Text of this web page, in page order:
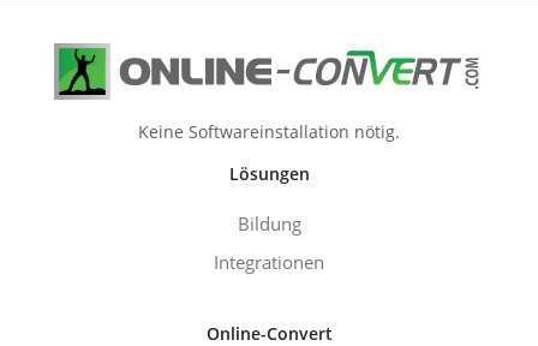
Keine Softwareinstallation nötig.
Lösungen
Bildung
Integrationen
Online-Convert